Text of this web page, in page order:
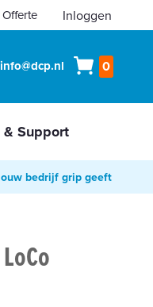
Inloggen
Offerte
info@dcp.nl 0
Support
bedrijf grip geeft